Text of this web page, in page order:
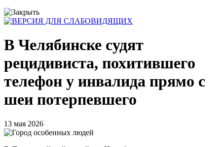
В Челябинске судят
рецидивиста, похитившего
телефон у инвалида прямо с
шеи потерпевшего
13 мая 2026